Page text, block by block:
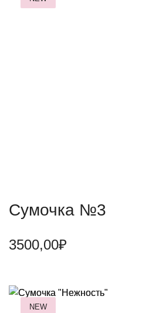
Сумочка №3
3500,00₽
NEW